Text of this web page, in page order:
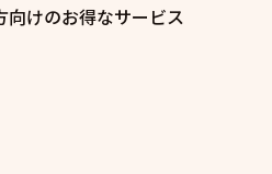
けのお得なサービス